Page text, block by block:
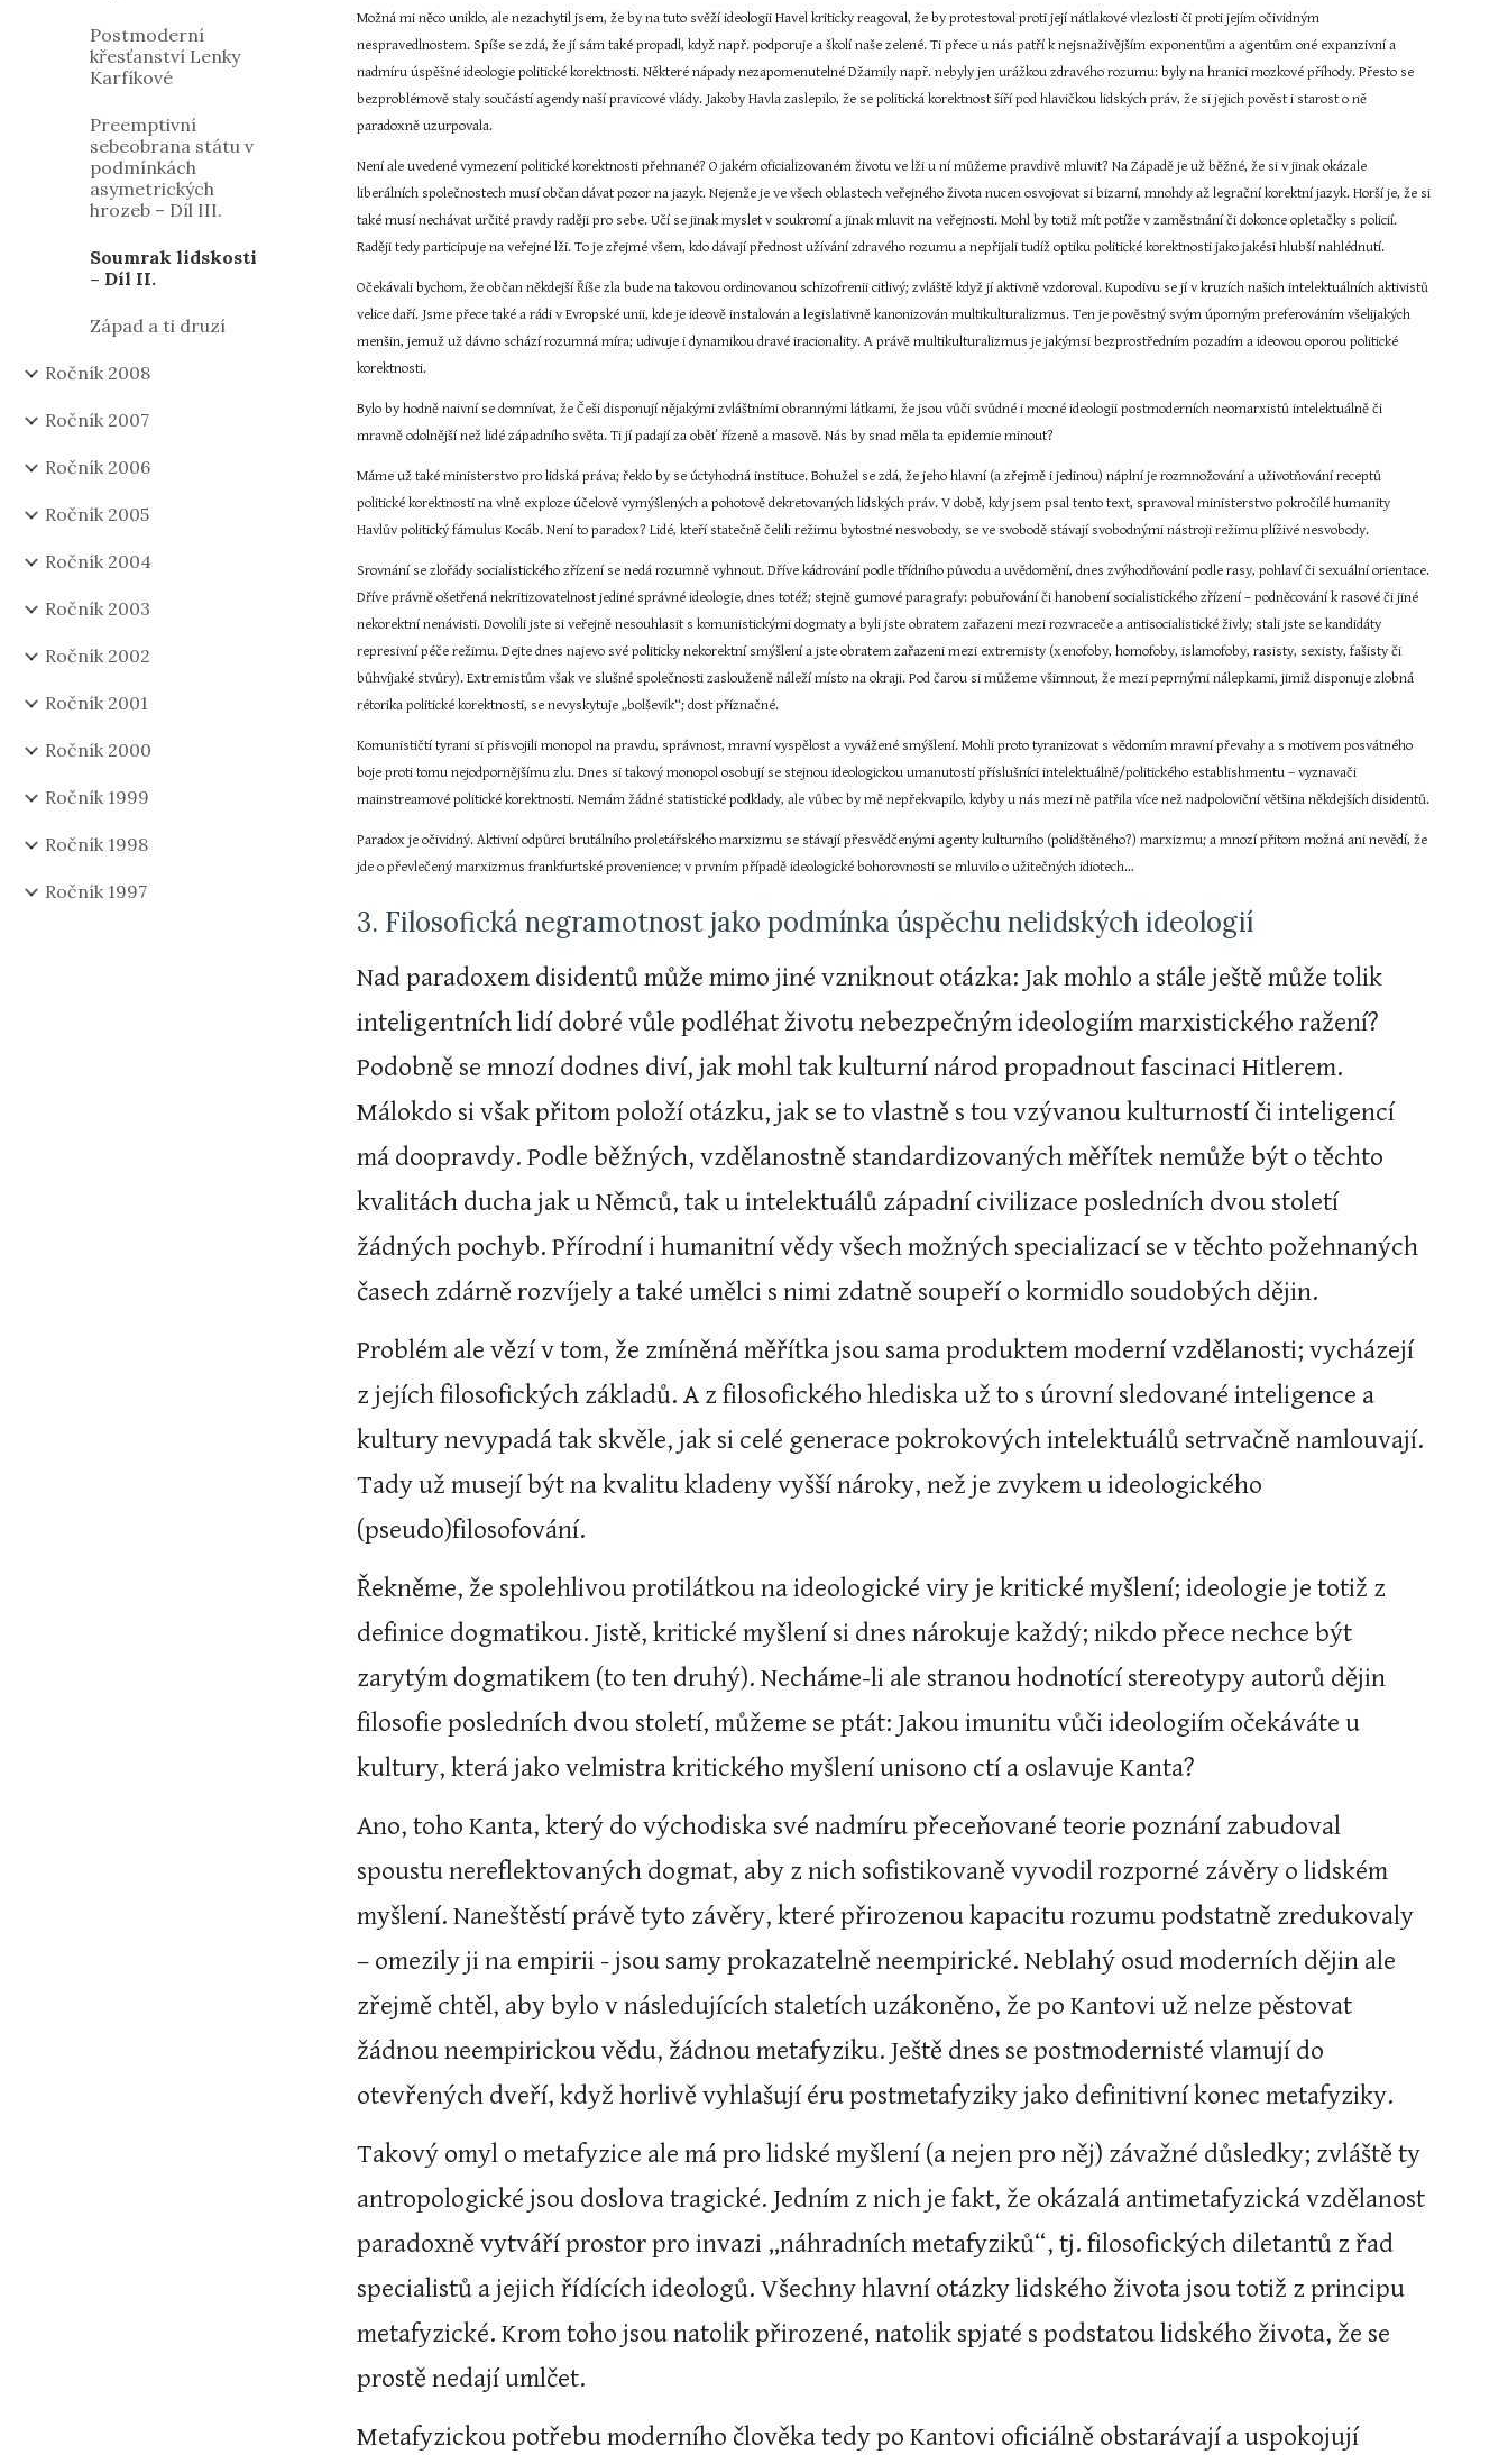
Postmoderní
křesťanství Lenky
Karfíkové
Preemptivní
sebeobrana státu v
podmínkách
asymetrických
hrozeb – Díl III.
Soumrak lidskosti
– Díl II.
Západ a ti druzí
Ročník 2008
Ročník 2007
Ročník 2006
Ročník 2005
Ročník 2004
Ročník 2003
Ročník 2002
Ročník 2001
Ročník 2000
Ročník 1999
Ročník 1998
Ročník 1997
Možná mi něco uniklo, ale nezachytil jsem, že by na tuto svěží ideologii Havel kriticky reagoval, že by protestoval proti její nátlakové vlezlosti či proti jejím očividným
nespravedlnostem. Spíše se zdá, že jí sám také propadl, když např. podporuje a školí naše zelené. Ti přece u nás patří k nejsnaživějším exponentům a agentům oné expanzivní a
nadmíru úspěšné ideologie politické korektnosti. Některé nápady nezapomenutelné Džamily např. nebyly jen urážkou zdravého rozumu: byly na hranici mozkové příhody. Přesto se
bezproblémově staly součástí agendy naší pravicové vlády. Jakoby Havla zaslepilo, že se politická korektnost šíří pod hlavičkou lidských práv, že si jejich pověst i starost o ně
paradoxně uzurpovala.
Není ale uvedené vymezení politické korektnosti přehnané? O jakém oficializovaném životu ve lži u ní můžeme pravdivě mluvit? Na Západě je už běžné, že si v jinak okázale
liberálních společnostech musí občan dávat pozor na jazyk. Nejenže je ve všech oblastech veřejného života nucen osvojovat si bizarní, mnohdy až legrační korektní jazyk. Horší je, že si
také musí nechávat určité pravdy raději pro sebe. Učí se jinak myslet v soukromí a jinak mluvit na veřejnosti. Mohl by totiž mít potíže v zaměstnání či dokonce opletačky s policií.
Raději tedy participuje na veřejné lži. To je zřejmé všem, kdo dávají přednost užívání zdravého rozumu a nepřijali tudíž optiku politické korektnosti jako jakési hlubší nahlédnutí.
Očekávali bychom, že občan někdejší Říše zla bude na takovou ordinovanou schizofrenii citlivý; zvláště když jí aktivně vzdoroval. Kupodivu se jí v kruzích našich intelektuálních aktivistů
velice daří. Jsme přece také a rádi v Evropské unii, kde je ideově instalován a legislativně kanonizován multikulturalizmus. Ten je pověstný svým úporným preferováním všelijakých
menšin, jemuž už dávno schází rozumná míra; udivuje i dynamikou dravé iracionality. A právě multikulturalizmus je jakýmsi bezprostředním pozadím a ideovou oporou politické
korektnosti.
Bylo by hodně naivní se domnívat, že Češi disponují nějakými zvláštními obrannými látkami, že jsou vůči svůdné i mocné ideologii postmoderních neomarxistů intelektuálně či
mravně odolnější než lidé západního světa. Ti jí padají za oběť řízeně a masově. Nás by snad měla ta epidemie minout?
Máme už také ministerstvo pro lidská práva; řeklo by se úctyhodná instituce. Bohužel se zdá, že jeho hlavní (a zřejmě i jedinou) náplní je rozmnožování a uživotňování receptů
politické korektnosti na vlně exploze účelově vymýšlených a pohotově dekretovaných lidských práv. V době, kdy jsem psal tento text, spravoval ministerstvo pokročilé humanity
Havlův politický fámulus Kocáb. Není to paradox? Lidé, kteří statečně čelili režimu bytostné nesvobody, se ve svobodě stávají svobodnými nástroji režimu plíživé nesvobody.
Srovnání se zlořády socialistického zřízení se nedá rozumně vyhnout. Dříve kádrování podle třídního původu a uvědomění, dnes zvýhodňování podle rasy, pohlaví či sexuální orientace.
Dříve právně ošetřená nekritizovatelnost jediné správné ideologie, dnes totéž; stejně gumové paragrafy: pobuřování či hanobení socialistického zřízení – podněcování k rasové či jiné
nekorektní nenávisti. Dovolili jste si veřejně nesouhlasit s komunistickými dogmaty a byli jste obratem zařazeni mezi rozvraceče a antisocialistické živly; stali jste se kandidáty
represivní péče režimu. Dejte dnes najevo své politicky nekorektní smýšlení a jste obratem zařazeni mezi extremisty (xenofoby, homofoby, islamofoby, rasisty, sexisty, fašisty či
bůhvíjaké stvůry). Extremistům však ve slušné společnosti zaslouženě náleží místo na okraji. Pod čarou si můžeme všimnout, že mezi peprnými nálepkami, jimiž disponuje zlobná
rétorika politické korektnosti, se nevyskytuje „bolševik“; dost příznačné.
Komunističtí tyrani si přisvojili monopol na pravdu, správnost, mravní vyspělost a vyvážené smýšlení. Mohli proto tyranizovat s vědomím mravní převahy a s motivem posvátného
boje proti tomu nejodpornějšímu zlu. Dnes si takový monopol osobují se stejnou ideologickou umanutostí příslušníci intelektuálně/politického establishmentu – vyznavači
mainstreamové politické korektnosti. Nemám žádné statistické podklady, ale vůbec by mě nepřekvapilo, kdyby u nás mezi ně patřila více než nadpoloviční většina někdejších disidentů.
Paradox je očividný. Aktivní odpůrci brutálního proletářského marxizmu se stávají přesvědčenými agenty kulturního (polidštěného?) marxizmu; a mnozí přitom možná ani nevědí, že
jde o převlečený marxizmus frankfurtské provenience; v prvním případě ideologické bohorovnosti se mluvilo o užitečných idiotech…
3. Filosofická negramotnost jako podmínka úspěchu nelidských ideologií
Nad paradoxem disidentů může mimo jiné vzniknout otázka: Jak mohlo a stále ještě může tolik
inteligentních lidí dobré vůle podléhat životu nebezpečným ideologiím marxistického ražení?
Podobně se mnozí dodnes diví, jak mohl tak kulturní národ propadnout fascinaci Hitlerem.
Málokdo si však přitom položí otázku, jak se to vlastně s tou vzývanou kulturností či inteligencí
má doopravdy. Podle běžných, vzdělanostně standardizovaných měřítek nemůže být o těchto
kvalitách ducha jak u Němců, tak u intelektuálů západní civilizace posledních dvou století
žádných pochyb. Přírodní i humanitní vědy všech možných specializací se v těchto požehnaných
časech zdárně rozvíjely a také umělci s nimi zdatně soupeří o kormidlo soudobých dějin.
Problém ale vězí v tom, že zmíněná měřítka jsou sama produktem moderní vzdělanosti; vycházejí
z jejích filosofických základů. A z filosofického hlediska už to s úrovní sledované inteligence a
kultury nevypadá tak skvěle, jak si celé generace pokrokových intelektuálů setrvačně namlouvají.
Tady už musejí být na kvalitu kladeny vyšší nároky, než je zvykem u ideologického
(pseudo)filosofování.
Řekněme, že spolehlivou protilátkou na ideologické viry je kritické myšlení; ideologie je totiž z
definice dogmatikou. Jistě, kritické myšlení si dnes nárokuje každý; nikdo přece nechce být
zarytým dogmatikem (to ten druhý). Necháme-li ale stranou hodnotící stereotypy autorů dějin
filosofie posledních dvou století, můžeme se ptát: Jakou imunitu vůči ideologiím očekáváte u
kultury, která jako velmistra kritického myšlení unisono ctí a oslavuje Kanta?
Ano, toho Kanta, který do východiska své nadmíru přeceňované teorie poznání zabudoval
spoustu nereflektovaných dogmat, aby z nich sofistikovaně vyvodil rozporné závěry o lidském
myšlení. Naneštěstí právě tyto závěry, které přirozenou kapacitu rozumu podstatně zredukovaly
– omezily ji na empirii - jsou samy prokazatelně neempirické. Neblahý osud moderních dějin ale
zřejmě chtěl, aby bylo v následujících staletích uzákoněno, že po Kantovi už nelze pěstovat
žádnou neempirickou vědu, žádnou metafyziku. Ještě dnes se postmodernisté vlamují do
otevřených dveří, když horlivě vyhlašují éru postmetafyziky jako definitivní konec metafyziky.
Takový omyl o metafyzice ale má pro lidské myšlení (a nejen pro něj) závažné důsledky; zvláště ty
antropologické jsou doslova tragické. Jedním z nich je fakt, že okázalá antimetafyzická vzdělanost
paradoxně vytváří prostor pro invazi „náhradních metafyziků“, tj. filosofických diletantů z řad
specialistů a jejich řídících ideologů. Všechny hlavní otázky lidského života jsou totiž z principu
metafyzické. Krom toho jsou natolik přirozené, natolik spjaté s podstatou lidského života, že se
prostě nedají umlčet.
Metafyzickou potřebu moderního člověka tedy po Kantovi oficiálně obstarávají a uspokojují